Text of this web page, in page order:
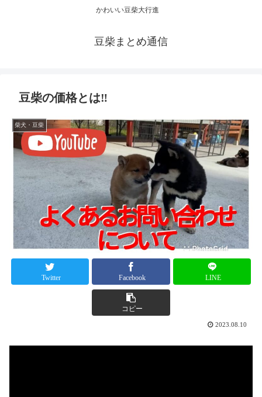
かわいい豆柴大行進
豆柴まとめ通信
豆柴の価格とは‼️
柴犬・豆柴
Twitter Facebook LINE
コピー
2023.08.10